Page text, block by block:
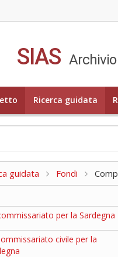
SIAS
Ricerca guidata
guidata Fondi
per la Sardegna
civile per la